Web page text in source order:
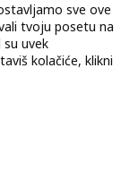
sve ove
tvoju posetu na
su uvek
kolačiće, klikni